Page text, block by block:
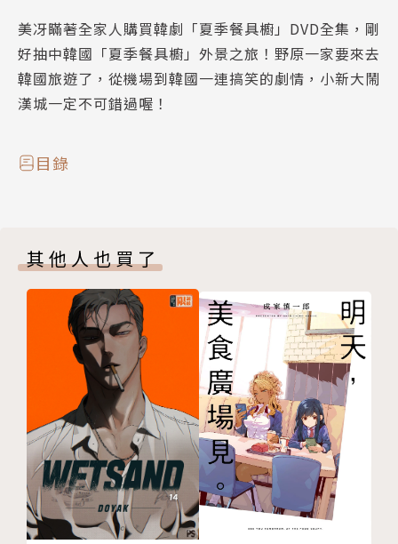
美冴瞞著全家人購買韓劇「夏季餐具櫥」DVD全集，剛
好抽中韓國「夏季餐具櫥」外景之旅！野原一家要來去
韓國旅遊了，從機場到韓國一連搞笑的劇情，小新大鬧
漢城一定不可錯過喔！
目錄
其他人也買了